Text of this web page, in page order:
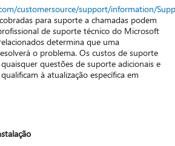
customersource/support/information/
para suporte a chamadas podem
de suporte técnico do Microsoft
determina que uma
o problema. Os custos de suporte
questões de suporte adicionais e
à atualização específica em